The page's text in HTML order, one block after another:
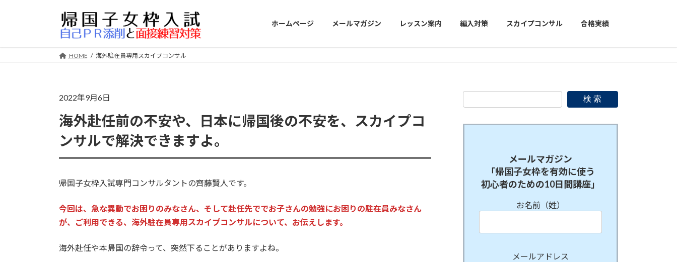
ホームページ メールマガジン レッスン案内 編入対策 スカイプコンサル 合格実績
HOME 海外駐在員専用スカイプコンサル
2022年9月6日
海外赴任前の不安や、日本に帰国後の不安を、スカイプコ
ンサルで解決できますよ。
帰国子女枠入試専門コンサルタントの齊藤賢人です。
今回は、急な異動でお困りのみなさん、そして赴任先ででお子さんの勉強にお困りの駐在員みなさん
が、ご利用できる、海外駐在員専用スカイプコンサルについて、お伝えします。
海外赴任や本帰国の辞令って、突然下ることがありますよね。
検 索
メールマガジン
「帰国子女枠を有効に使う
初心者のための10日間講座」
お名前（姓）
メールアドレス